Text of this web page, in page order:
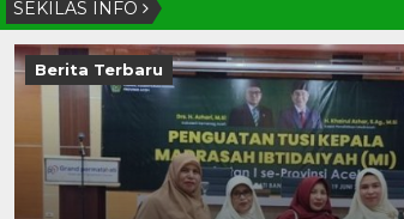
SEKILAS INFO
Berita Terbaru